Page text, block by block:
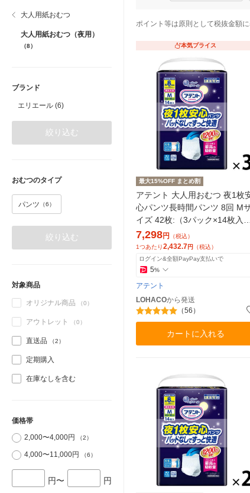
大人用紙おむつ
大人用紙おむつ（夜用）
（8）
ブランド
エリエール (6)
絞り込む
おむつのタイプ
パンツ （6）
絞り込む
対象商品
オリジナル商品 （0）
アウトレット （0）
直送品 （2）
定期購入
在庫なしを含む
価格帯
2,000〜4,000円
（2）
4,000〜11,000円 （6）
円〜 円
ポイント等は原則として税抜金額
本気プライス
最大15%OFF まとめ割
アテント 大人用おむつ 夜1枚
心パンツ長時間パンツ 8回 M
イズ 42枚:（3パック×14枚入）
エリエール 大王製紙
7,298円 （税込）
1つあたり2,432.7円 （税込）
ログイン&全額PayPay支払いで
5%
アテント
LOHACOから発送
（56）
カートに入れる